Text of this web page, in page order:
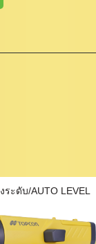
ระดับ/AUTO LEVEL